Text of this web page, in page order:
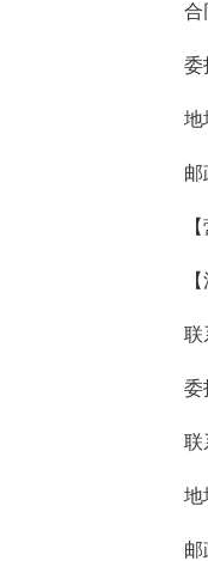
合
委
地
邮
联
委
联
地
邮